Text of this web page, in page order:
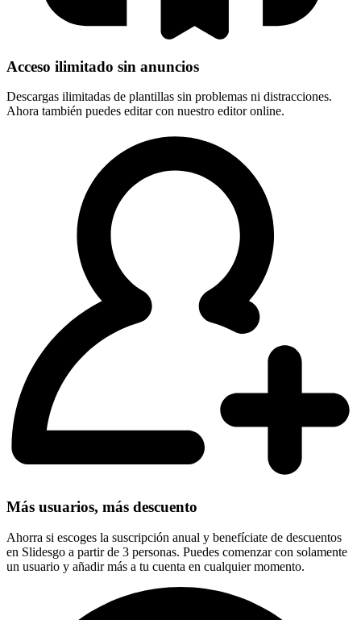
Acceso ilimitado sin anuncios
Descargas ilimitadas de plantillas sin problemas ni distracciones.
Ahora también puedes editar con nuestro editor online.
Más usuarios, más descuento
Ahorra si escoges la suscripción anual y benefíciate de descuentos
en Slidesgo a partir de 3 personas. Puedes comenzar con solamente
un usuario y añadir más a tu cuenta en cualquier momento.